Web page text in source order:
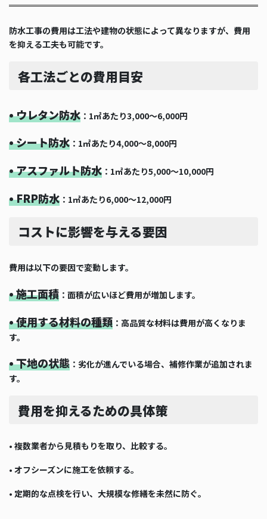
防水工事の費用は工法や建物の状態によって異なりますが、費用
を抑える工夫も可能です。
各工法ごとの費用目安
• ウレタン防水 ：1㎡あたり3,000〜6,000円
• シート防水 ：1㎡あたり4,000〜8,000円
• アスファルト防水 ：1㎡あたり5,000〜10,000円
• FRP防水 ：1㎡あたり6,000〜12,000円
コストに影響を与える要因
費用は以下の要因で変動します。
• 施工面積 ：面積が広いほど費用が増加します。
• 使用する材料の種類 ：高品質な材料は費用が高くなりま
す。
• 下地の状態 ：劣化が進んでいる場合、補修作業が追加されま
す。
費用を抑えるための具体策
• 複数業者から見積もりを取り、比較する。
• オフシーズンに施工を依頼する。
• 定期的な点検を行い、大規模な修繕を未然に防ぐ。